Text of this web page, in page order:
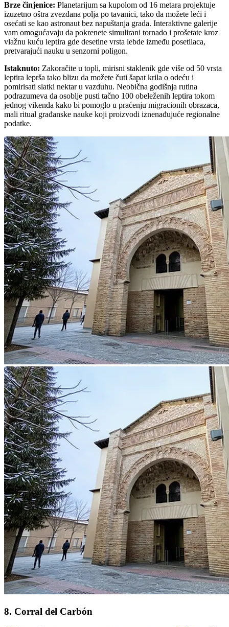
Brze činjenice: Planetarijum sa kupolom od 16 metara projektuje
izuzetno oštra zvezdana polja po tavanici, tako da možete leći i
osećati se kao astronaut bez napuštanja grada. Interaktivne galerije
vam omogućavaju da pokrenete simulirani tornado i prošetate kroz
vlažnu kuću leptira gde desetine vrsta lebde između posetilaca,
pretvarajući nauku u senzorni poligon.
Istaknuto: Zakoračite u topli, mirisni staklenik gde više od 50 vrsta
leptira leprša tako blizu da možete čuti šapat krila o odeću i
pomirisati slatki nektar u vazduhu. Neobična godišnja rutina
podrazumeva da osoblje pusti tačno 100 obeleženih leptira tokom
jednog vikenda kako bi pomoglo u praćenju migracionih obrazaca,
mali ritual građanske nauke koji proizvodi iznenađujuće regionalne
podatke.
8. Corral del Carbón